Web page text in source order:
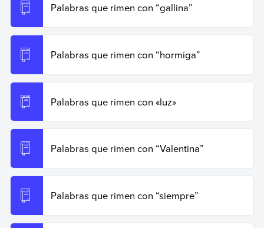
Palabras que rimen con “gallina”
Palabras que rimen con “hormiga”
Palabras que rimen con «luz»
Palabras que rimen con “Valentina”
Palabras que rimen con “siempre”